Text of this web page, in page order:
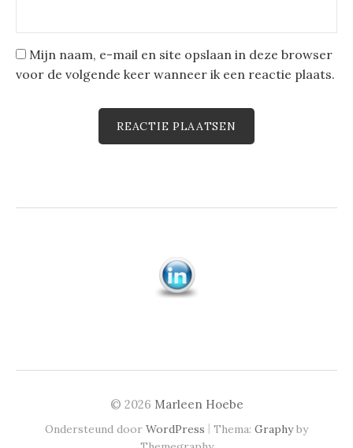
Mijn naam, e-mail en site opslaan in deze browser
voor de volgende keer wanneer ik een reactie plaats.
© 2026 Marleen Hoebe
Ondersteund door WordPress | Thema: Graphyby